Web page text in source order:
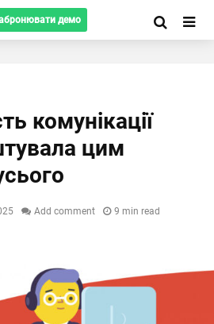
демо
комунікації
цим
Add comment 9 min read